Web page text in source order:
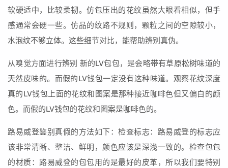
软硬适中，比较柔韧。仿包压出的花纹虽然大眼看相似，但手
感通常会硬一些。仿品的纹路不规则，颗粒之间的空隙较小，
水泡纹不够立体。这些细节对比，能帮助辨别真伪。
从嗅觉方面进行辨别 新的LV包包，是会略带有草原松树味道的
天然皮味的。而假的LV钱包一定没有这种味道。观察花纹深度
真的LV钱包上面的花纹和图案是那种接近咖啡色但又偏白的颜
色。而假的LV钱包的花纹和图案是咖啡色的。
路易威登鉴别真假的方法如下：检查标志：路易威登的标志应
该非常清晰、整洁、鲜明，颜色应该是深浅一致的。检查包包
的材质：路易威登的包包用的是最好的皮革，所以我们要特别